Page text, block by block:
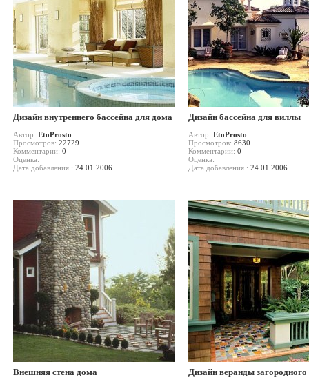
Дизайн внутреннего бассейна для дома
Автор: EtoProsto
Просмотров: 22729
Комментарии: 0
Оценка:
Дата добавления : 24.01.2006
Дизайн бассейна для виллы
Автор: EtoProsto
Просмотров: 8630
Комментарии: 0
Оценка:
Дата добавления : 24.01.2006
Внешняя стена дома Дизайн веранды